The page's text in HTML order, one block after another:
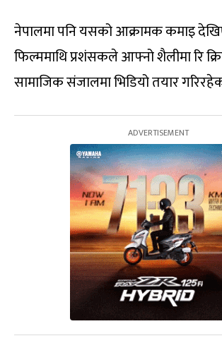
नेपालमा पनि यसको आक्रामक कमाइ
फिल्ममाथि प्रशंसकले आफ्नो शैलीमा रि
सामाजिक संजालमा भिडियो तयार